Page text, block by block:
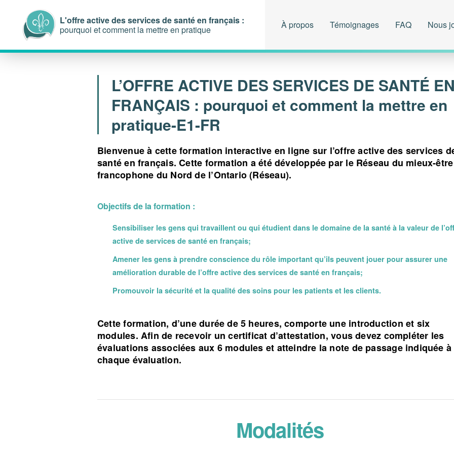
L'offre active des services de santé en français :
pourquoi et comment la mettre en pratique
À propos Témoignages FAQ Nous
L’OFFRE ACTIVE DES SERVICES DE SANTÉ
FRANÇAIS : pourquoi et comment la mettre en
pratique-E1-FR
Bienvenue à cette formation interactive en ligne sur l’offre active des services
santé en français. Cette formation a été développée par le Réseau du mieux-être
francophone du Nord de l’Ontario (Réseau).
Objectifs de la formation :
Sensibiliser les gens qui travaillent ou qui étudient dans le domaine de la santé à la valeur de
active de services de santé en français;
Amener les gens à prendre conscience du rôle important qu’ils peuvent jouer pour assurer une
amélioration durable de l’offre active des services de santé en français;
Promouvoir la sécurité et la qualité des soins pour les patients et les clients.
Cette formation, d’une durée de 5 heures, comporte une introduction et six
modules. Afin de recevoir un certificat d’attestation, vous devez compléter les
évaluations associées aux 6 modules et atteindre la note de passage indiquée à
chaque évaluation.
Modalités